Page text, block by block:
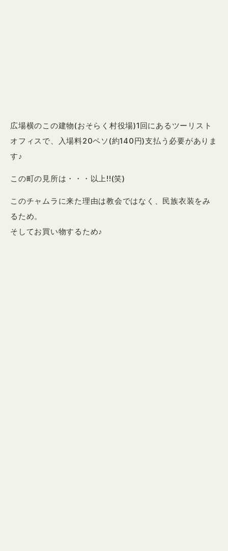
広場横のこの建物(おそらく村役場)1回にあるツーリスト
オフィスで、入場料20ペソ(約140円)支払う必要がありま
す♪
この町の見所は・・・以上!!(笑)
このチャムラに来た理由は教会ではなく、民族衣装をみ
るため。
そしてお買い物するため♪